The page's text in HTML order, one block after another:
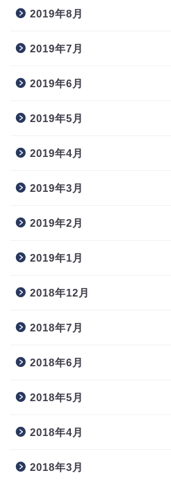
2019年8月
2019年7月
2019年6月
2019年5月
2019年4月
2019年3月
2019年2月
2019年1月
2018年12月
2018年7月
2018年6月
2018年5月
2018年4月
2018年3月